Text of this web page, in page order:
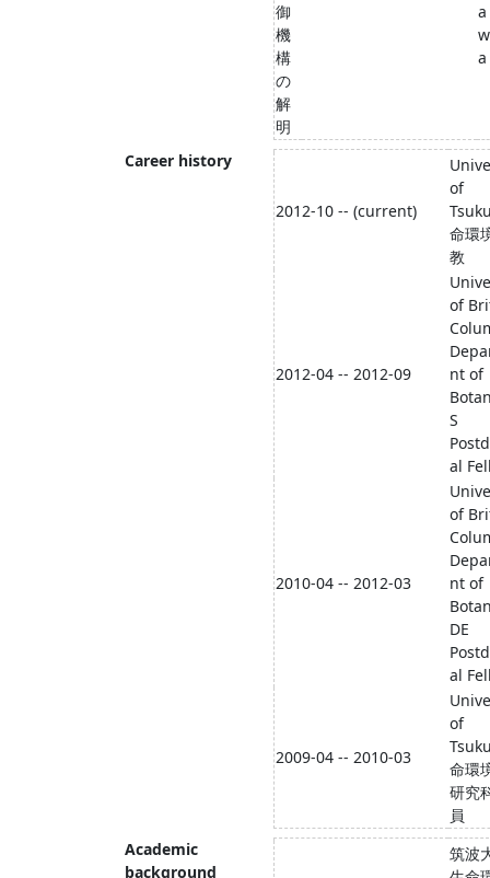
御
機
構
の
解
明
a
w
a
Career history
2012-10 -- (current)
of
命環
教
2012-04 -- 2012-09
of
nt of
S
al
2010-04 -- 2012-03
of
nt of
DE
al
2009-04 -- 2010-03
of
命環
研究
員
Academic
background
筑波